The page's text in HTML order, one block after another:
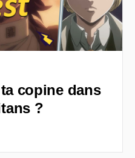
copine dans
?